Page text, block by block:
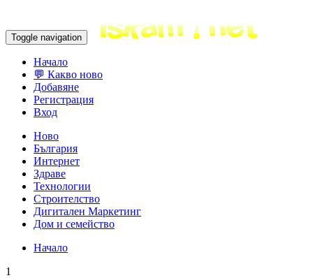
Toggle navigation
Начало
💬 Какво ново
Добавяне
Регистрация
Вход
Ново
България
Интернет
Здраве
Технологии
Строителство
Дигитален Маркетинг
Дом и семейство
Начало
1